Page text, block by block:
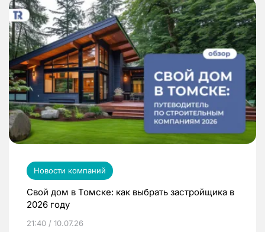
Новости компаний
Свой дом в Томске: как выбрать застройщика в
2026 году
21:40 / 10.07.26